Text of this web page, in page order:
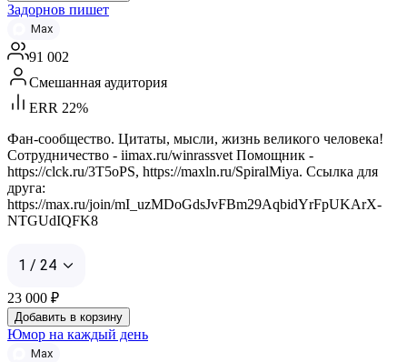
Задорнов пишет
Max
91 002
Смешанная аудитория
ERR 22%
Фан-сообщество. Цитаты, мысли, жизнь великого человека!
Сотрудничество - iimax.ru/winrassvet Помощник -
https://clck.ru/3T5oPS, https://maxln.ru/SpiralMiya. Ссылка для
друга:
https://max.ru/join/mI_uzMDoGdsJvFBm29AqbidYrFpUKArX-
NTGUdIQFK8
1 / 24
23 000 ₽
Добавить в корзину
Юмор на каждый день
Max